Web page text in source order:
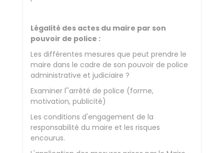
Légalité des actes du maire par son
pouvoir de police :
Les différentes mesures que peut prendre le
maire dans le cadre de son pouvoir de police
administrative et judiciaire ?
Examiner l''arrêté de police (forme,
motivation, publicité)
Les conditions d'engagement de la
responsabilité du maire et les risques
encourus.